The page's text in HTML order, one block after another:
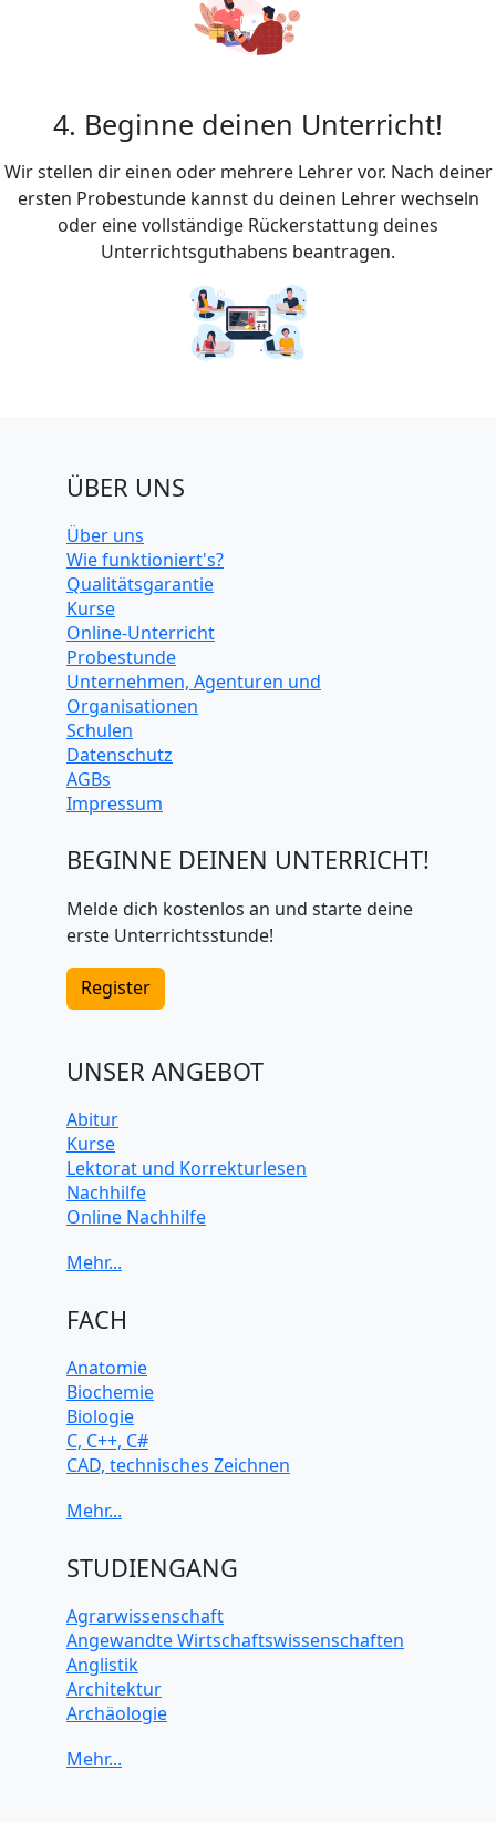
4. Beginne deinen Unterricht!
Wir stellen dir einen oder mehrere Lehrer vor. Nach deiner
ersten Probestunde kannst du deinen Lehrer wechseln
oder eine vollständige Rückerstattung deines
Unterrichtsguthabens beantragen.
ÜBER UNS
Über uns
Wie funktioniert's?
Qualitätsgarantie
Kurse
Online-Unterricht
Probestunde
Unternehmen, Agenturen und
Organisationen
Schulen
Datenschutz
AGBs
Impressum
BEGINNE DEINEN UNTERRICHT!
Melde dich kostenlos an und starte deine
erste Unterrichtsstunde!
Register
UNSER ANGEBOT
Abitur
Kurse
Lektorat und Korrekturlesen
Nachhilfe
Online Nachhilfe
FACH
Anatomie
Biochemie
Biologie
C, C++, C#
CAD, technisches Zeichnen
Computerarchitektur
Elektrotechnik
Java
JavaScript
Künstliche Intelligenz
Latein
Makroökonomie
Mechanik
STUDIENGANG
Agrarwissenschaft
Angewandte Wirtschaftswissenschaften
Anglistik
Architektur
Archäologie
Biochemie Wissenschaften